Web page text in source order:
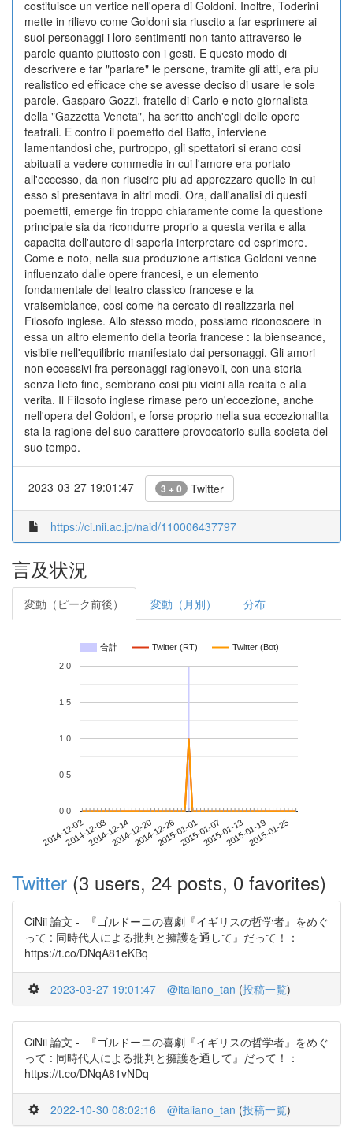
costituisce un vertice nell'opera di Goldoni. Inoltre, Toderini
mette in rilievo come Goldoni sia riuscito a far esprimere ai
suoi personaggi i loro sentimenti non tanto attraverso le
parole quanto piuttosto con i gesti. E questo modo di
descrivere e far "parlare" le persone, tramite gli atti, era piu
realistico ed efficace che se avesse deciso di usare le sole
parole. Gasparo Gozzi, fratello di Carlo e noto giornalista
della "Gazzetta Veneta", ha scritto anch'egli delle opere
teatrali. E contro il poemetto del Baffo, interviene
lamentandosi che, purtroppo, gli spettatori si erano cosi
abituati a vedere commedie in cui l'amore era portato
all'eccesso, da non riuscire piu ad apprezzare quelle in cui
esso si presentava in altri modi. Ora, dall'analisi di questi
poemetti, emerge fin troppo chiaramente come la questione
principale sia da ricondurre proprio a questa verita e alla
capacita dell'autore di saperla interpretare ed esprimere.
Come e noto, nella sua produzione artistica Goldoni venne
influenzato dalle opere francesi, e un elemento
fondamentale del teatro classico francese e la
vraisemblance, cosi come ha cercato di realizzarla nel
Filosofo inglese. Allo stesso modo, possiamo riconoscere in
essa un altro elemento della teoria francese : la bienseance,
visibile nell'equilibrio manifestato dai personaggi. Gli amori
non eccessivi fra personaggi ragionevoli, con una storia
senza lieto fine, sembrano cosi piu vicini alla realta e alla
verita. Il Filosofo inglese rimase pero un'eccezione, anche
nell'opera del Goldoni, e forse proprio nella sua eccezionalita
sta la ragione del suo carattere provocatorio sulla societa del
suo tempo.
2023-03-27 19:01:47 3 + 0 Twitter
https://ci.nii.ac.jp/naid/110006437797
言及状況
変動（ピーク前後） 変動（月別） 分布
合計 Twitter (RT) Twitter (Bot)
2014-12-022014-12-082014-12-142014-12-202014-12-262015-01-012015-01-072015-01-132015-01-192015-01-25
0.0
0.5
1.0
1.5
2.0
Twitter (3 users, 24 posts, 0 favorites)
CiNii 論文 - 『ゴルドーニの喜劇『イギリスの哲学者』をめぐ
って : 同時代人による批判と擁護を通して』だって！：
https://t.co/DNqA81eKBq
2023-03-27 19:01:47 @italiano_tan (投稿一覧)
CiNii 論文 - 『ゴルドーニの喜劇『イギリスの哲学者』をめぐ
って : 同時代人による批判と擁護を通して』だって！：
https://t.co/DNqA81vNDq
2022-10-30 08:02:16 @italiano_tan (投稿一覧)